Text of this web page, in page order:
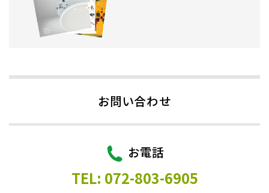
お問い合わせ
お電話
TEL: 072-803-6905